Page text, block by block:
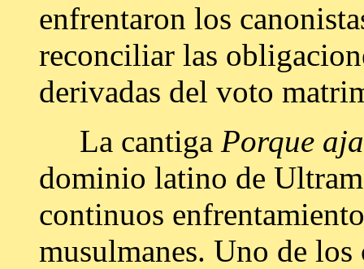
enfrentaron los
reconciliar las
derivadas del voto
La cantiga Porque
dominio latino de
continuos
musulmanes. Uno de